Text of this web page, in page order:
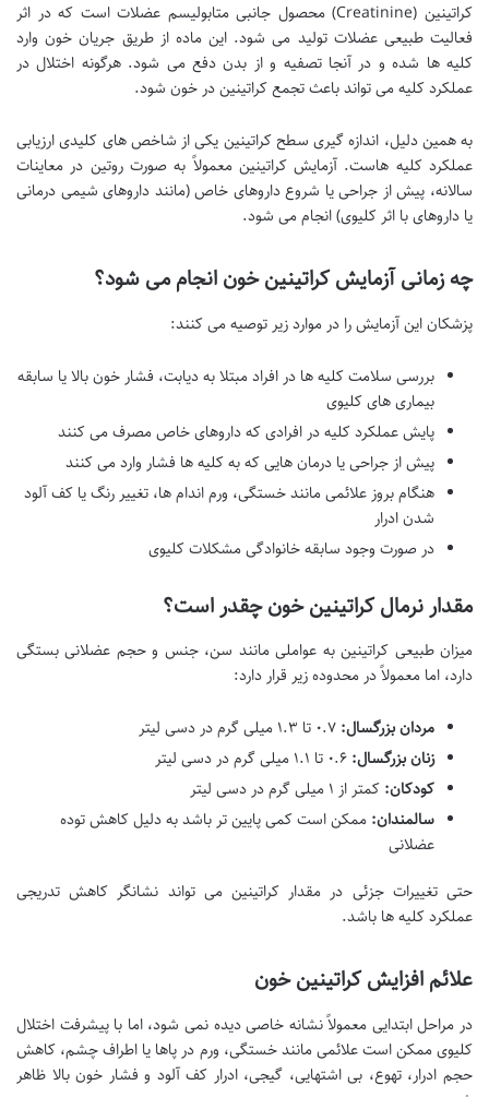
کراتینین (Creatinine) محصول جانبی متابولیسم عضلات است که در اثر
فعالیت طبیعی عضلات تولید می شود. این ماده از طریق جریان خون وارد
کلیه ها شده و در آنجا تصفیه و از بدن دفع می شود. هرگونه اختلال در
عملکرد کلیه می تواند باعث تجمع کراتینین در خون شود.
به همین دلیل، اندازه گیری سطح کراتینین یکی از شاخص های کلیدی ارزیابی
عملکرد کلیه هاست. آزمایش کراتینین معمولاً به صورت روتین در معاینات
سالانه، پیش از جراحی یا شروع داروهای خاص (مانند داروهای شیمی درمانی
یا داروهای با اثر کلیوی) انجام می شود.
چه زمانی آزمایش کراتینین خون انجام می شود؟
پزشکان این آزمایش را در موارد زیر توصیه می کنند:
بررسی سلامت کلیه ها در افراد مبتلا به دیابت، فشار خون بالا یا سابقه
بیماری های کلیوی
پایش عملکرد کلیه در افرادی که داروهای خاص مصرف می کنند
پیش از جراحی یا درمان هایی که به کلیه ها فشار وارد می کنند
هنگام بروز علائمی مانند خستگی، ورم اندام ها، تغییر رنگ یا کف آلود
شدن ادرار
در صورت وجود سابقه خانوادگی مشکلات کلیوی
مقدار نرمال کراتینین خون چقدر است؟
میزان طبیعی کراتینین به عواملی مانند سن، جنس و حجم عضلانی بستگی
دارد، اما معمولاً در محدوده زیر قرار دارد:
مردان بزرگسال:
زنان بزرگسال:
کودکان: کمتر از ۱ میلی گرم در دسی لیتر
سالمندان: ممکن است کمی پایین تر باشد به دلیل کاهش توده
عضلانی
حتی تغییرات جزئی در مقدار کراتینین می تواند نشانگر کاهش تدریجی
عملکرد کلیه ها باشد.
علائم افزایش کراتینین خون
در مراحل ابتدایی معمولاً نشانه خاصی دیده نمی شود، اما با پیشرفت اختلال
کلیوی ممکن است علائمی مانند خستگی، ورم در پاها یا اطراف چشم، کاهش
حجم ادرار، تهوع، بی اشتهایی، گیجی، ادرار کف آلود و فشار خون بالا ظاهر